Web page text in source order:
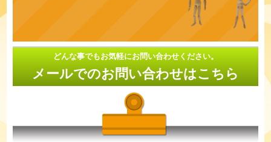
どんな事でもお気軽にお問い合わせください。
メールでのお問い合わせはこちら